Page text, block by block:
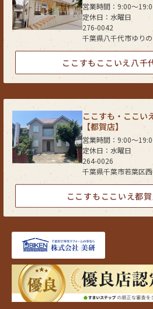
276-0042
千葉県八千代市ゆり
営業時間：9:00〜
定休日：水曜日
ここすもここいえ八千
ここすも・ここい
【都賀店】
264-0026
千葉県千葉市若葉区
営業時間：9:00〜
定休日：水曜日
ここすもここいえ都